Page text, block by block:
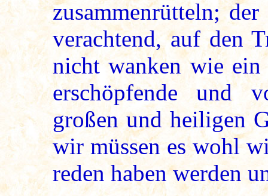
zusammenrütteln;
verachtend, auf den
nicht wanken wie
erschöpfende und
großen und heiligen
wir müssen es wohl
reden haben werden